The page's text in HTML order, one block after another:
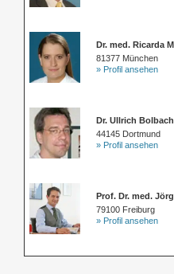
Dr. med. Ricarda
81377 München
» Profil ansehen
Dr. Ullrich Bolbach
44145 Dortmund
» Profil ansehen
Prof. Dr. med.
79100 Freiburg
» Profil ansehen